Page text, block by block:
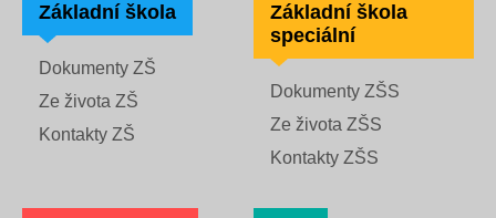
Základní škola
Dokumenty ZŠ
Ze života ZŠ
Kontakty ZŠ
Základní škola
speciální
Dokumenty ZŠS
Ze života ZŠS
Kontakty ZŠS